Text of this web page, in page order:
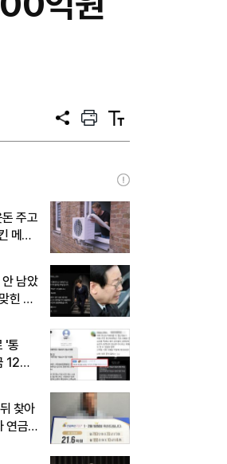
공
프
트
텍
트
주고
메이
남았
힌 무
'통
12%
찾아
연금